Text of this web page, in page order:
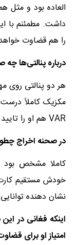
العاده بود و مثل
داشت. مطمئنم با
را هم قضاوت
درباره پنالتی‌ها
هر دو پنالتی روی
مکزیک کاملاً
VAR هم او را تایید کرد.
در صحنه اخراج
خودش مستقیم
نشان دهنده
اینکه فغانی در این
امتیاز او برای